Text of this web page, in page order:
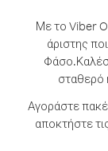
Με το Viber
άριστης
Φάσο.
σταθερό
Αγοράστε
αποκτήστε